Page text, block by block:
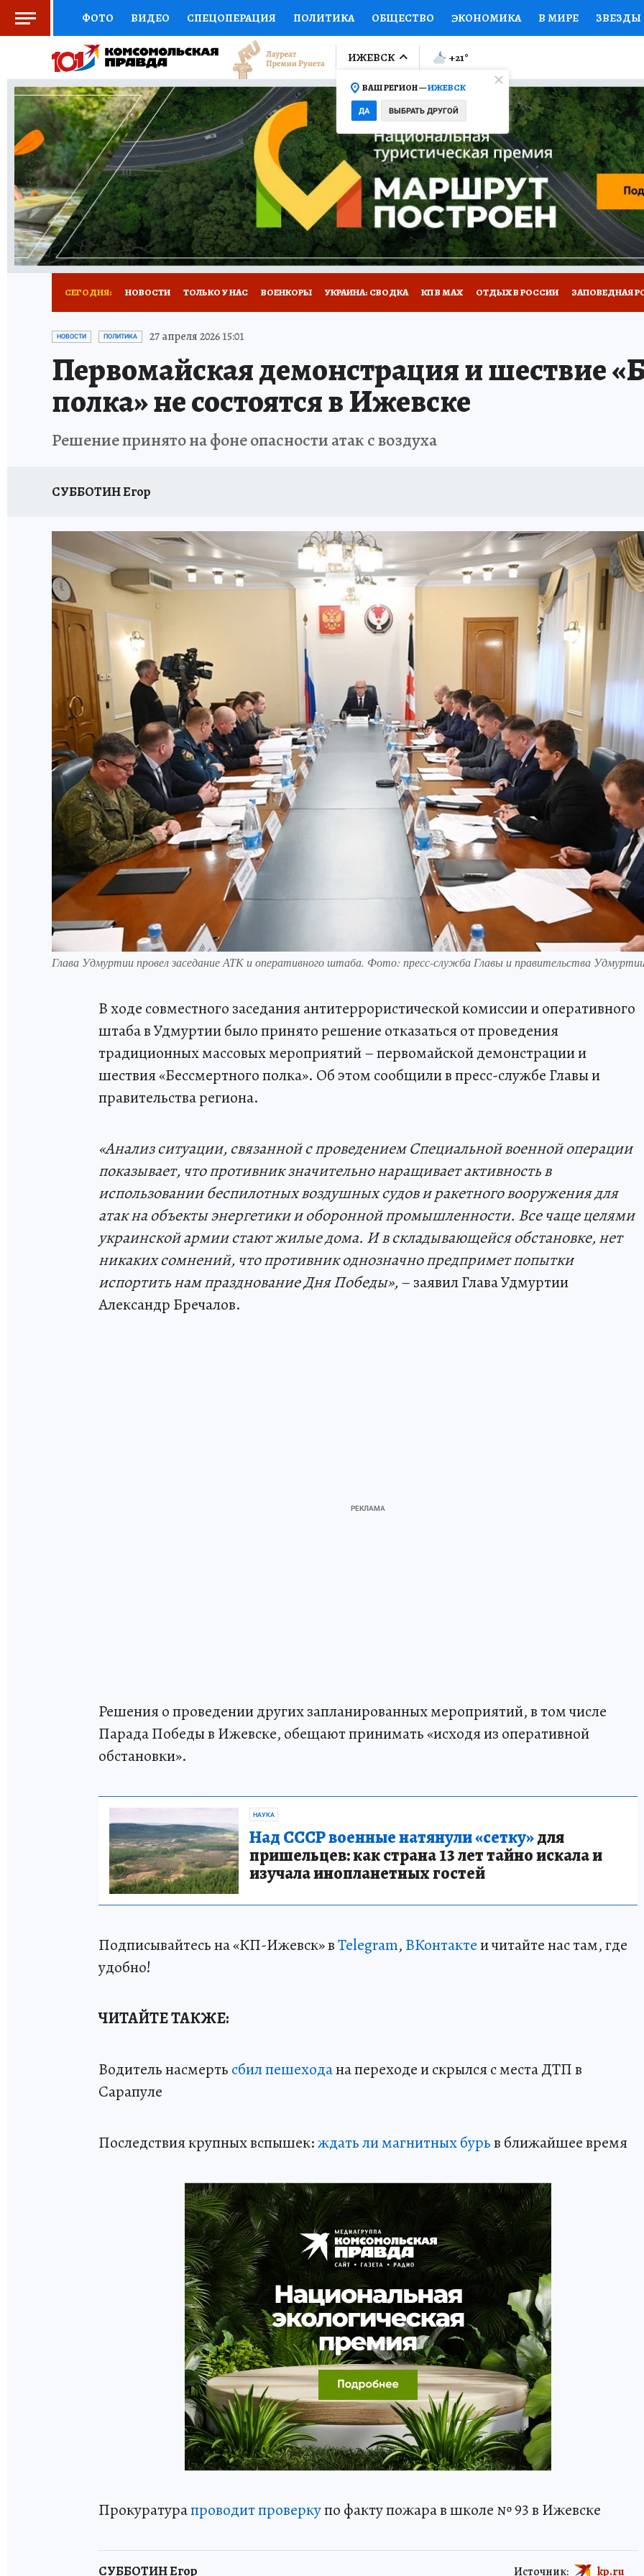
ФОТО ВИДЕО СПЕЦОПЕРАЦИЯ ПОЛИТИКА ОБЩЕСТВО ЭКОНОМИКА В МИРЕ ЗВЕЗДЫ
СОЦПОДДЕРЖКА НАУКА СПОРТ КОЛУМНИСТЫ ПРОИСШЕСТВИЯ
ВЫБОР ЭКСПЕРТОВ ДОКТОР ФИНАНСЫ ОТКРЫВАЕМ МИР Я ЗНАЮ СЕМЬЯ ЖЕНСКИЕ
КНИЖНАЯ ПОЛКА ПРОГНОЗЫ НА СПОРТ ПРОМОКОДЫ СЕРИАЛЫ СПЕЦПРОЕКТЫ
ПРЕСС-ЦЕНТР НЕДВИЖИМОСТЬ ТЕЛЕВИЗОР КОЛЛЕКЦИИ КОНКУРСЫ РАБОТА У НАС
РАДИО КП РЕКЛАМА ТЕСТЫ НОВОЕ НА САЙТЕ
ИЖЕВСК
ВАШ РЕГИОН —ИЖЕВСК
ДА ВЫБРАТЬ ДРУГОЙ
+21°
СЕГОДНЯ: НОВОСТИ ТОЛЬКО У НАС ВОЕНКОРЫ УКРАИНА: СВОДКА КП В МАХ ОТДЫХ В РОССИИ ЗАПОВЕДНАЯ
РЕКЛАМА НА САЙТЕ ПУТЕВОДИТЕЛЬ ПО СТРОЙКЕ И РЕМОНТУ
НОВОСТИ ПОЛИТИКА 27 апреля 2026 15:01
Первомайская демонстрация и шествие
полка» не состоятся в Ижевске
Решение принято на фоне опасности атак с воздуха
СУББОТИН Егор
Глава Удмуртии провел заседание АТК и оперативного штаба. Фото: пресс-служба Главы и правительства
В ходе совместного заседания антитеррористической комиссии и оперативного
штаба в Удмуртии было принято решение отказаться от проведения
традиционных массовых мероприятий – первомайской демонстрации и
шествия «Бессмертного полка». Об этом сообщили в пресс-службе Главы и
правительства региона.
«Анализ ситуации, связанной с проведением Специальной военной операции
показывает, что противник значительно наращивает активность в
использовании беспилотных воздушных судов и ракетного вооружения для
атак на объекты энергетики и оборонной промышленности. Все чаще целями
украинской армии стают жилые дома. И в складывающейся обстановке, нет
никаких сомнений, что противник однозначно предпримет попытки
испортить нам празднование Дня Победы», – заявил Глава Удмуртии
Александр Бречалов.
Решения о проведении других запланированных мероприятий, в том числе
Парада Победы в Ижевске, обещают принимать «исходя из оперативной
обстановки».
НАУКА
Над СССР военные натянули «сетку»для
пришельцев: как страна 13 лет тайно искала и
изучала инопланетных гостей
Подписывайтесь на «КП-Ижевск» вTelegram, ВКонтактеи читайте нас там, где
удобно!
ЧИТАЙТЕ ТАКЖЕ:
Водитель насмерть сбил пешеходана переходе и скрылся с места ДТП в
Сарапуле
Последствия крупных вспышек:ждать ли магнитных бурьв ближайшее время
Прокуратурапроводит проверкупо факту пожара в школе № 93 в Ижевске
СУББОТИН Егор Источник: kp.ru